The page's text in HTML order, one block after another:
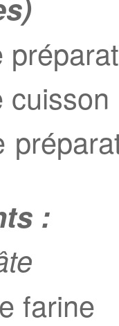
:
farine